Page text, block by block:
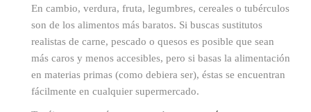
En cambio, verdura, fruta, legumbres, cereales o tubérculos
son de los alimentos más baratos. Si buscas sustitutos
realistas de carne, pescado o quesos es posible que sean
más caros y menos accesibles, pero si basas la alimentación
en materias primas (como debiera ser), éstas se encuentran
fácilmente en cualquier supermercado.